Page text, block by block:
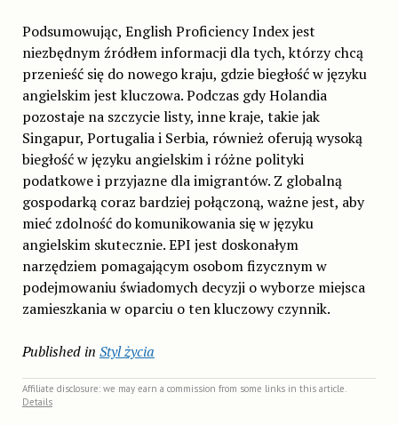
Podsumowując, English Proficiency Index jest
niezbędnym źródłem informacji dla tych, którzy chcą
przenieść się do nowego kraju, gdzie biegłość w języku
angielskim jest kluczowa. Podczas gdy Holandia
pozostaje na szczycie listy, inne kraje, takie jak
Singapur, Portugalia i Serbia, również oferują wysoką
biegłość w języku angielskim i różne polityki
podatkowe i przyjazne dla imigrantów. Z globalną
gospodarką coraz bardziej połączoną, ważne jest, aby
mieć zdolność do komunikowania się w języku
angielskim skutecznie. EPI jest doskonałym
narzędziem pomagającym osobom fizycznym w
podejmowaniu świadomych decyzji o wyborze miejsca
zamieszkania w oparciu o ten kluczowy czynnik.
Published in Styl życia
Affiliate disclosure: we may earn a commission from some links in this article.
Details